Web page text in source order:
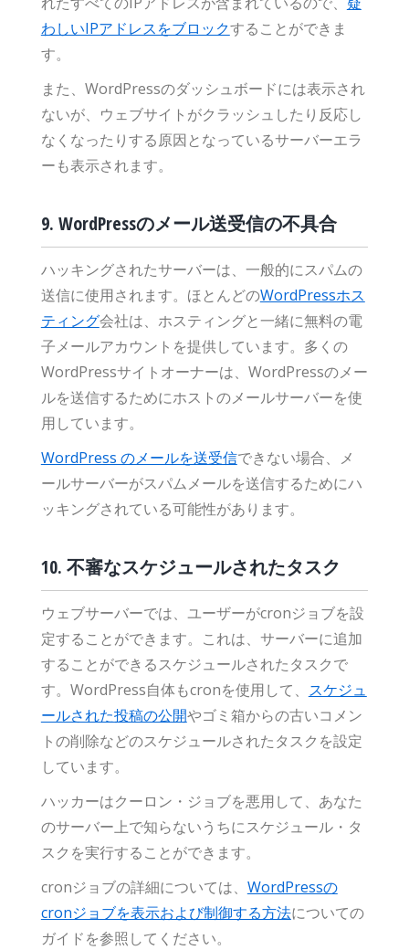
わしいIPアドレスをブロックすることができま
す。
また、WordPressのダッシュボードには表示され
ないが、ウェブサイトがクラッシュしたり反応し
なくなったりする原因となっているサーバーエラ
ーも表示されます。
9. WordPressのメール送受信の不具合
ハッキングされたサーバーは、一般的にスパムの
送信に使用されます。ほとんどのWordPressホス
ティング会社は、ホスティングと一緒に無料の電
子メールアカウントを提供しています。多くの
WordPressサイトオーナーは、WordPressのメー
ルを送信するためにホストのメールサーバーを使
用しています。
WordPress のメールを送受信できない場合、メ
ールサーバーがスパムメールを送信するためにハ
ッキングされている可能性があります。
10. 不審なスケジュールされたタスク
ウェブサーバーでは、ユーザーがcronジョブを設
定することができます。これは、サーバーに追加
することができるスケジュールされたタスクで
す。WordPress自体もcronを使用して、 スケジュ
ールされた投稿の公開やゴミ箱からの古いコメン
トの削除などのスケジュールされたタスクを設定
しています。
ハッカーはクーロン・ジョブを悪用して、あなた
のサーバー上で知らないうちにスケジュール・タ
スクを実行することができます。
cronジョブの詳細については、 WordPressの
cronジョブを表示および制御する方法についての
ガイドを参照してください。